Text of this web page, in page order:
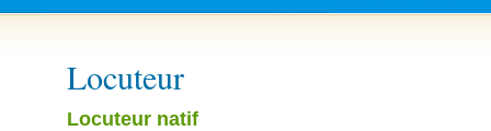
Locuteur
Locuteur natif